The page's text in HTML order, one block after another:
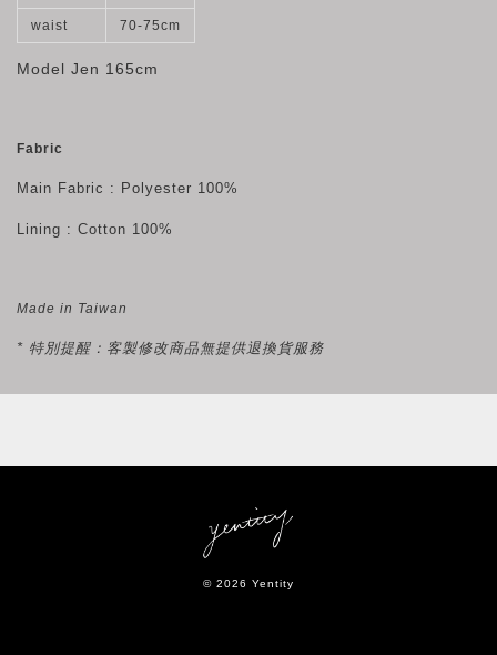
waist 70-75cm
Model Jen 165cm
Fabric
Main Fabric : Polyester 100%
Lining : Cotton 100%
Made in Taiwan
* 特別提醒：客製修改商品無提供退換貨服務
© 2026 Yentity